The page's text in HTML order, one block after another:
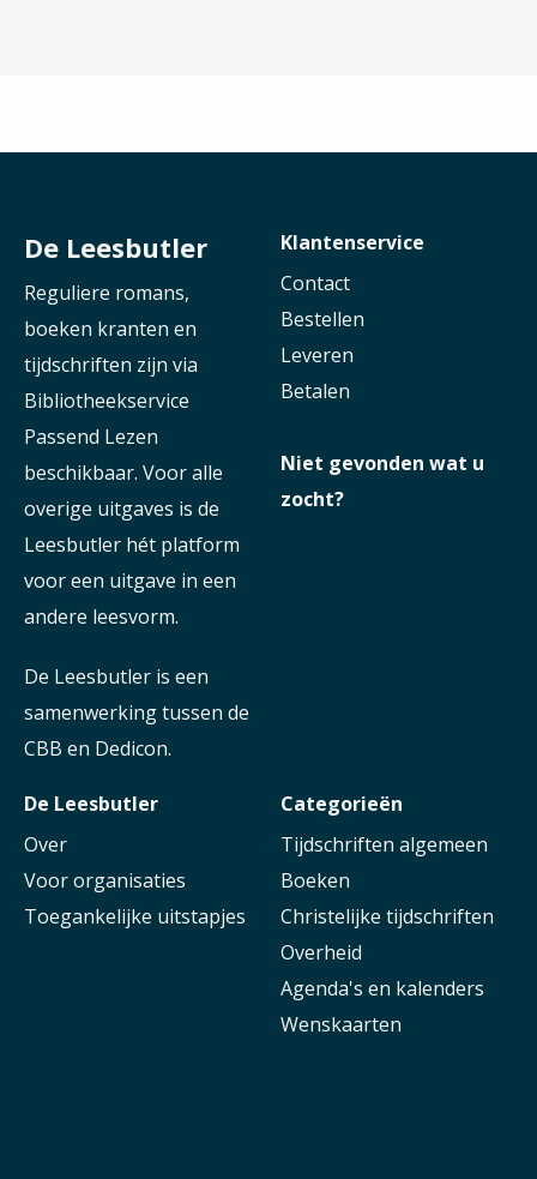
De Leesbutler
Reguliere romans,
boeken kranten en
tijdschriften zijn via
Bibliotheekservice
Passend Lezen
beschikbaar. Voor alle
overige uitgaves is de
Leesbutler hét platform
voor een uitgave in een
andere leesvorm.
De Leesbutler is een
samenwerking tussen de
CBB en Dedicon.
Klantenservice
Contact
Bestellen
Leveren
Betalen
Niet gevonden wat u
zocht?
De Leesbutler
Over
Voor organisaties
Toegankelijke uitstapjes
Categorieën
Tijdschriften algemeen
Boeken
Christelijke tijdschriften
Overheid
Agenda's en kalenders
Wenskaarten